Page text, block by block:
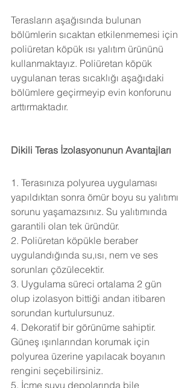
Terasların aşağısında bulunan
bölümlerin sıcaktan etkilenmemesi için
poliüretan köpük ısı yalıtım ürününü
kullanmaktayız. Poliüretan köpük
uygulanan teras sıcaklığı aşağıdaki
bölümlere geçirmeyip evin konforunu
arttırmaktadır.
Dikili Teras İzolasyonunun Avantajları
1. Terasınıza polyurea uygulaması
yapıldıktan sonra ömür boyu su yalıtımı
sorunu yaşamazsınız. Su yalıtımında
garantili olan tek üründür.
2. Poliüretan köpükle beraber
uygulandığında su,ısı, nem ve ses
sorunları çözülecektir.
3. Uygulama süreci ortalama 2 gün
olup izolasyon bittiği andan itibaren
sorundan kurtulursunuz.
4. Dekoratif bir görünüme sahiptir.
Güneş ışınlarından korumak için
polyurea üzerine yapılacak boyanın
rengini seçebilirsiniz.
5. İçme suyu depolarında bile